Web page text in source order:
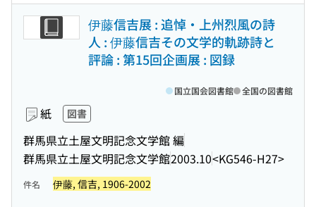
伊藤信吉展 : 追悼・上州烈風の詩
人 : 伊藤信吉その文学的軌跡詩と
評論 : 第15回企画展 : 図録
紙 図書
群馬県立土屋文明記念文学館 編
群馬県立土屋文明記念文学館2003.10<KG546-H27>
国立国会図書館 全国の図書館
件名 伊藤, 信吉, 1906-2002